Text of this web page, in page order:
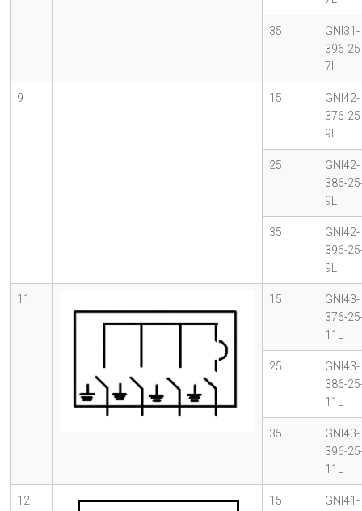
35
GNI31-
396-
7L
9 15
GNI42-
376-
9L
25
GNI42-
386-
9L
35
GNI42-
396-
9L
11 15
GNI43-
376-
11L
25
GNI43-
386-
11L
35
GNI43-
396-
11L
12 15
GNI41-